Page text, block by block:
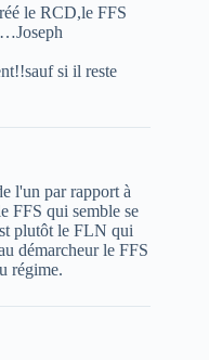
le RCD,le FFS
si il reste
l'un par rapport à
FFS qui semble se
plutôt le FLN qui
démarcheur le FFS
régime.